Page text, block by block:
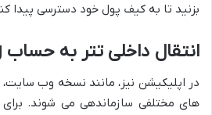
بزنید تا به کیف پول خود دسترسی پیدا
انتقال داخلی تتر به حساب Funding
در اپلیکیشن نیز، مانند نسخه وب
های مختلفی سازماندهی می شوند.